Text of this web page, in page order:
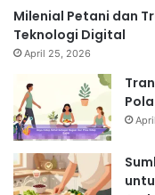
Milenial Petani dan
Teknologi Digital
April 25, 2026